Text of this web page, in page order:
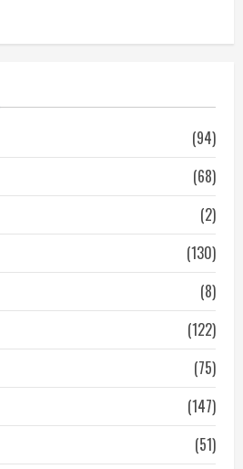
(94)
(68)
(2)
(130)
(8)
(122)
(75)
(147)
(51)